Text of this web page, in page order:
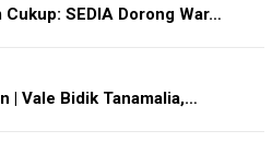
SEDIA Dorong War…
| Vale Bidik Tanamalia,…